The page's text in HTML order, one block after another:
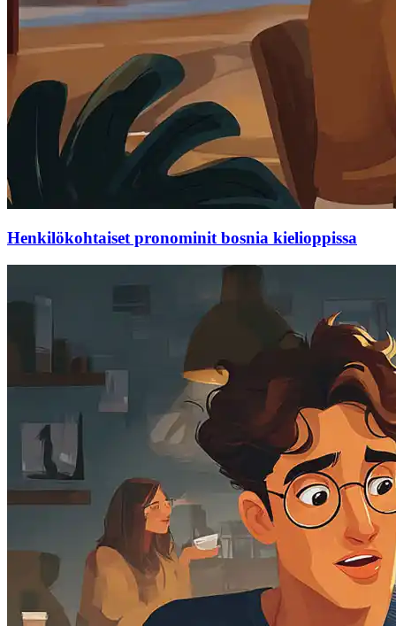
Henkilökohtaiset pronominit bosnia kielioppissa